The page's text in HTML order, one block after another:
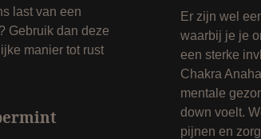
last van een
Gebruik dan deze
manier tot rust
Er zijn wel
waarbij je je
een sterke
Chakra
mentale
down voelt.
pijnen en